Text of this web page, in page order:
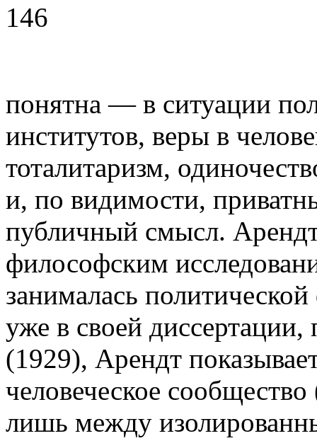
146
понятна — в ситуации
институ­тов, веры в
тоталитаризм,
и, по видимости,
публичный смысл.
философским
занималась
уже в сво­ей
(1929), Арендт
человеческое
лишь между